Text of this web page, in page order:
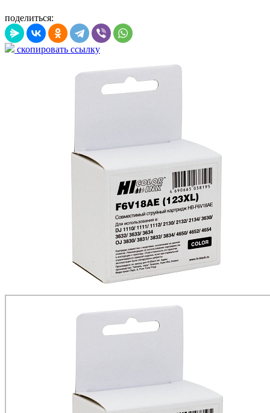
поделиться:
скопировать ссылку